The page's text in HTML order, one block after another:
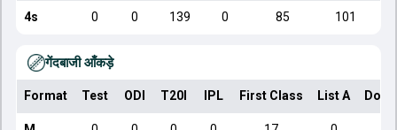
4s 0 0 139 0 85 101
गेंदबाजी आँकड़े
Format Test ODI T20I IPL First Class List A